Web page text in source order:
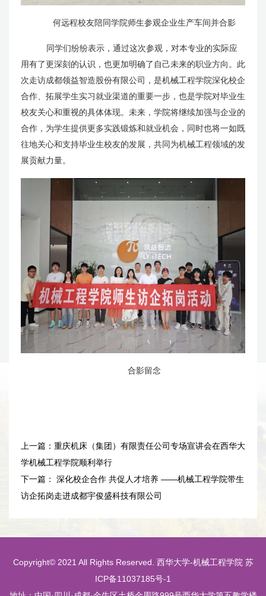
何远程校友陪同学院师生参观企业生产车间并合影
同学们纷纷表示，通过这次参观，对本专业的实际应
用有了更深刻的认识，也更加明确了自己未来的职业方向。此
次走访成都领益智造股份有限公司，是机械工程学院深化校企
合作、拓展学生实习就业渠道的重要一步，也是学院对毕业生
校友关心和重视的具体体现。未来，学院将继续加强与企业的
合作，为学生提供更多实践锻炼和就业机会，同时也将一如既
往地关心和支持毕业生校友的发展，共同为机械工程领域的发
展贡献力量。
合影留念
上一篇： 重庆机床（集团）有限责任公司专场宣讲会在西华大
学机械工程学院顺利举行
下一篇： 深化校企合作 共促人才培养 ——机械工程学院带生
访企拓岗走进成都宇俊盛科技有限公司
Copyright© 2021 All Rights Reserved. 西华大学-机械工程学院 苏
ICP备11037185号-1